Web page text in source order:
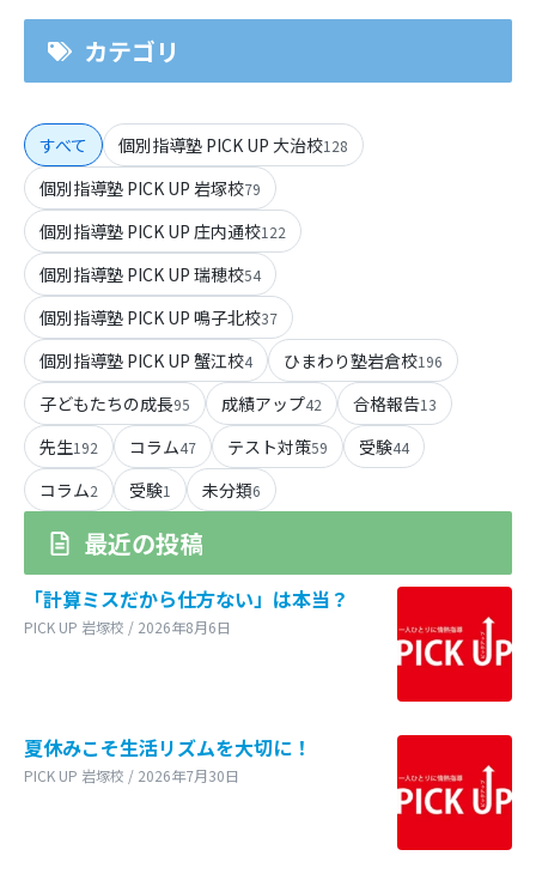
カテゴリ
すべて 個別指導塾 PICK UP 大治校128
個別指導塾 PICK UP 岩塚校79
個別指導塾 PICK UP 庄内通校122
個別指導塾 PICK UP 瑞穂校54
個別指導塾 PICK UP 鳴子北校37
個別指導塾 PICK UP 蟹江校4 ひまわり塾岩倉校196
子どもたちの成長95 成績アップ42 合格報告13
先生192 コラム47 テスト対策59 受験44
コラム2 受験1 未分類6
最近の投稿
「計算ミスだから仕方ない」は本当？
PICK UP 岩塚校 / 2026年8月6日
夏休みこそ生活リズムを大切に！
PICK UP 岩塚校 / 2026年7月30日